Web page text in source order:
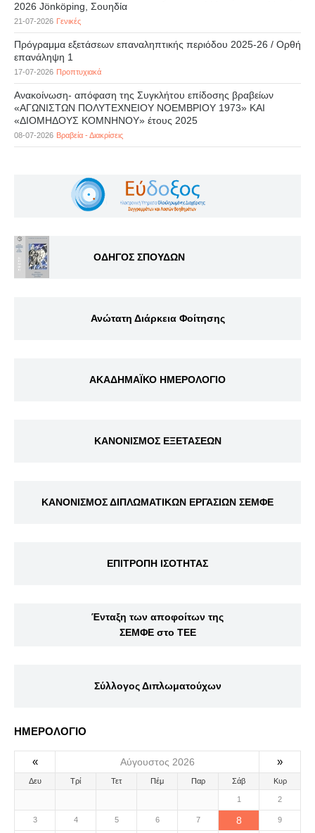
2026 Jönköping, Σουηδία
21-07-2026 Γενικές
Πρόγραμμα εξετάσεων επαναληπτικής περιόδου 2025-26 / Ορθή
επανάληψη 1
17-07-2026 Προπτυχιακά
Ανακοίνωση- απόφαση της Συγκλήτου επίδοσης βραβείων
«ΑΓΩΝΙΣΤΩΝ ΠΟΛΥΤΕΧΝΕΙΟΥ ΝΟΕΜΒΡΙΟΥ 1973» ΚΑΙ
«ΔΙΟΜΗΔΟΥΣ ΚΟΜΝΗΝΟΥ» έτους 2025
08-07-2026 Βραβεία - Διακρίσεις
ΟΔΗΓΟΣ ΣΠΟΥΔΩΝ
Ανώτατη Διάρκεια Φοίτησης
ΑΚΑΔΗΜΑΪΚΟ ΗΜΕΡΟΛΟΓΙΟ
ΚΑΝΟΝΙΣΜΟΣ ΕΞΕΤΑΣΕΩΝ
ΚΑΝΟΝΙΣΜΟΣ ΔΙΠΛΩΜΑΤΙΚΩΝ ΕΡΓΑΣΙΩΝ ΣΕΜΦΕ
ΕΠΙΤΡΟΠΗ ΙΣΟΤΗΤΑΣ
Ένταξη των αποφοίτων της
ΣΕΜΦΕ στο ΤΕΕ
Σύλλογος Διπλωματούχων
ΗΜΕΡΟΛΟΓΙΟ
« Αύγουστος 2026 »
Δευ Τρί Τετ Πέμ Παρ Σάβ Κυρ
1 2
3 4 5 6 7 8 9